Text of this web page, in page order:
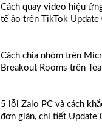
Cách quay video hiệu
tế ảo trên TikTok
Cách chia nhóm trên
Breakout Rooms trên
5 lỗi Zalo PC và cách
đơn giản, chi tiết